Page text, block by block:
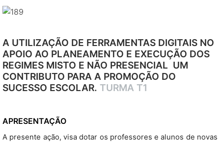
A UTILIZAÇÃO DE FERRAMENTAS DIGITAIS NO
APOIO AO PLANEAMENTO E EXECUÇÃO DOS
REGIMES MISTO E NÃO PRESENCIAL  UM
CONTRIBUTO PARA A PROMOÇÃO DO
SUCESSO ESCOLAR. TURMA T1
APRESENTAÇÃO
A presente ação, visa dotar os professores e alunos de novas